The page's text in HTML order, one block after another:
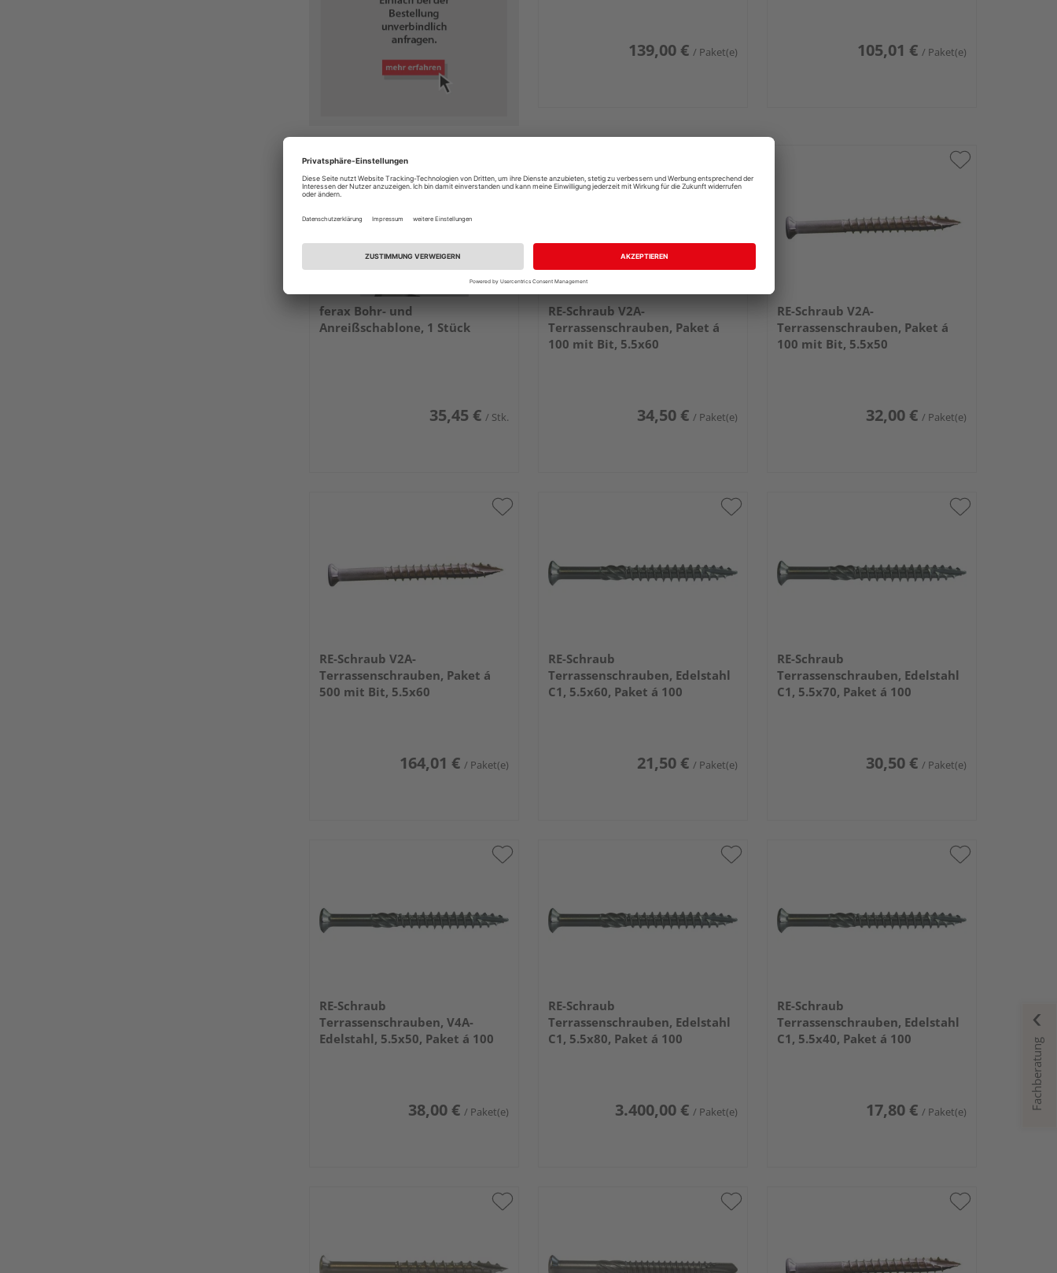
139,00 € / Paket(e) 105,01 € / Paket(e)
ferax Bohr- und
Anreißschablone, 1 Stück
35,45 € / Stk.
RE-Schraub V2A-
Terrassenschrauben, Paket á
100 mit Bit, 5.5x60
34,50 € / Paket(e)
RE-Schraub V2A-
Terrassenschrauben, Paket á
100 mit Bit, 5.5x50
32,00 € / Paket(e)
RE-Schraub V2A-
Terrassenschrauben, Paket á
500 mit Bit, 5.5x60
164,01 € / Paket(e)
RE-Schraub
Terrassenschrauben, Edelstahl
C1, 5.5x60, Paket á 100
21,50 € / Paket(e)
RE-Schraub
Terrassenschrauben, Edelstahl
C1, 5.5x70, Paket á 100
30,50 € / Paket(e)
RE-Schraub
Terrassenschrauben, V4A-
Edelstahl, 5.5x50, Paket á 100
38,00 € / Paket(e)
RE-Schraub
Terrassenschrauben, Edelstahl
C1, 5.5x80, Paket á 100
3.400,00 € / Paket(e)
RE-Schraub
Terrassenschrauben, Edelstahl
C1, 5.5x40, Paket á 100
17,80 € / Paket(e)
Fachberatung